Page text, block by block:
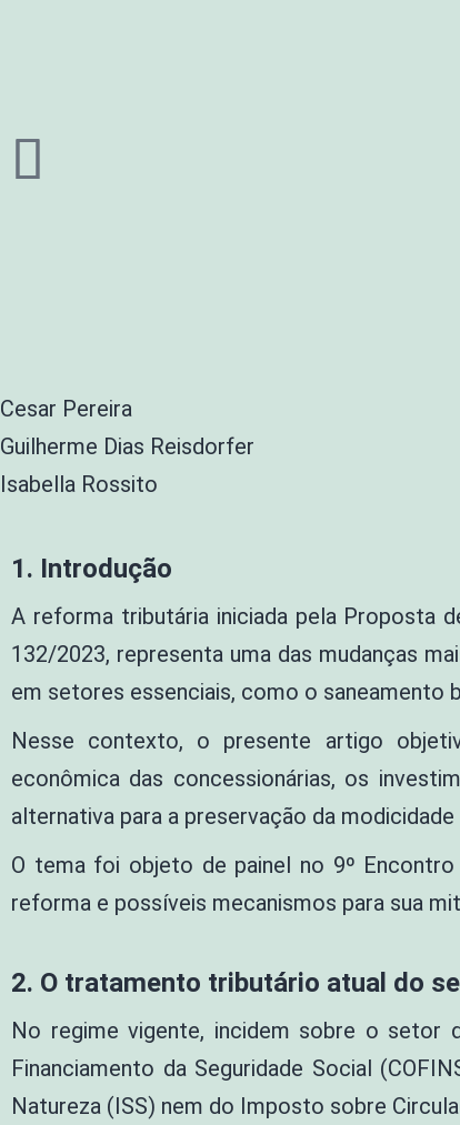
Cesar Pereira
Guilherme Dias Reisdorfer
Isabella Rossito
1. Introdução
A reforma tributária iniciada pela Proposta
132/2023, representa uma das mudanças
em setores essenciais, como o saneamento
Nesse contexto, o presente artigo
econômica das concessionárias, os
alternativa para a preservação da
O tema foi objeto de painel no 9º
reforma e possíveis mecanismos para sua
2. O tratamento tributário atual do
No regime vigente, incidem sobre o setor
Financiamento da Seguridade Social
Natureza (ISS) nem do Imposto sobre